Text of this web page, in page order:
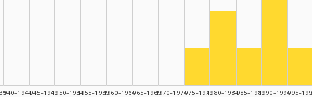
1940–19441945–19491950–19541955–19591960–19641965–19691970–19741975–19791980–19841985–19891990–1994